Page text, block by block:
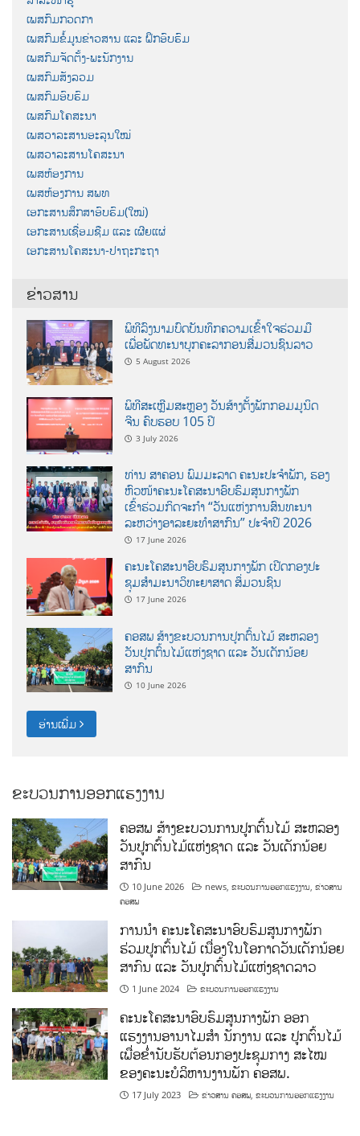
ເພສກົມກວດກາ
ເພສກົມຂໍ້ມູນຂ່າວສານ ແລະ ຝຶກອົບຮົມ
ເພສກົມຈັດຕັ້ງ-ພະນັກງານ
ເພສກົມສັງລວມ
ເພສກົມອົບຮົມ
ເພສກົມໂຄສະນາ
ເພສວາລະສານອະລຸນໃໝ່
ເພສວາລະສານໂຄສະນາ
ເພສຫ້ອງການ
ເພສຫ້ອງການ ສພທ
ເອກະສານສຶກສາອົບຮົມ(ໃໝ່)
ເອກະສານເຊື່ອມຊືມ ແລະ ເຜີຍແຜ່
ເອກະສານໂຄສະນາ-ປາຖະກະຖາ
ຂ່າວສານ
ພິທີລົງນາມບົດບັນທຶກຄວາມເຂົ້າໃຈຮ່ວມມື
ເພື່ອພັດທະນາບຸກຄະລາກອນສື່ມວນຊົນລາວ
5 August 2026
ພິທີສະເຫຼີມສະຫຼອງ ວັນສ້າງຕັ້ງພັກກອມມູນິດ
ຈີນ ຄົບຮອບ 105 ປີ
3 July 2026
ທ່ານ ສາຄອນ ພົມມະລາດ ຄະນະປະຈໍາພັກ, ຮອງ
ຫົວໜ້າຄະນະໂຄສະນາອົບຮົມສູນກາງພັກ
ເຂົ້າຮ່ວມກິດຈະກຳ “ວັນແຫ່ງການສົນທະນາ
ລະຫວ່າງອາລະຍະທຳສາກົນ” ປະຈຳປີ 2026
17 June 2026
ຄະນະໂຄສະນາອົບຮົມສູນກາງພັກ ເປີດກອງປະ
ຊຸມສຳມະນາວິທະຍາສາດ ສຶ່ມວນຊົນ
17 June 2026
ຄອສພ ສ້າງຂະບວນການປູກຕົ້ນໄມ້ ສະຫລອງ
ວັນປູກຕົ້ນໄມ້ແຫ່ງຊາດ ແລະ ວັນເດັກນ້ອຍ
ສາກົນ
10 June 2026
ອ່ານເພີ່ມ
ຂະບວນການອອກແຮງງານ
ຄອສພ ສ້າງຂະບວນການປູກຕົ້ນໄມ້ ສະຫລອງ
ວັນປູກຕົ້ນໄມ້ແຫ່ງຊາດ ແລະ ວັນເດັກນ້ອຍ
ສາກົນ
10 June 2026 news ,ຂະບວນການອອກແຮງງານ ,ຂ່າວສານ
ຄອສພ
ການນໍາ ຄະນະໂຄສະນາອົບຮົມສູນກາງພັກ
ຮ່ວມປູກຕົ້ນໄມ້ ເນື່ອງໃນໂອກາດວັນເດັກນ້ອຍ
ສາກົນ ແລະ ວັນປູກຕົ້ນໄມ້ແຫ່ງຊາດລາວ
1 June 2024 ຂະບວນການອອກແຮງງານ
ຄະນະໂຄສະນາອົບຮົມສູນກາງພັກ ອອກ
ແຮງງານອານາໄມສໍາ ນັກງານ ແລະ ປູກຕົ້ນໄມ້
ເພື່ອຂໍ່ານັບຮັບຕ້ອນກອງປະຊຸມກາງ ສະໄໝ
ຂອງຄະນະບໍລິຫານງານພັກ ຄອສພ.
17 July 2023 ຂ່າວສານ ຄອສພ ,ຂະບວນການອອກແຮງງານ